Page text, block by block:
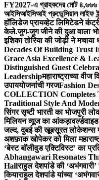
FY2027-এ গ্রাহকদের মোট ৪,৬৬৬
আইসিআইসিআই প্রুডেন্সিয়াল লাইফ
हॉलिडेज प्रायव्हेट लिमिटेडने
केले.जुग-जुग जीने की दुआ वाला
इशिका तोरिया की जोड़ी ने मचाया
Decades Of Building Trust
Grace Asia Excellence &
Distinguished Guest
Leadershipमहाराष्ट्राच्या
उपाययोजनांची गरजFashion
COLLECTION Completes
Traditional Style And
सिंगर सृष्टी भारती का भोजपुरी
मिलियन व्यूज का आंकड़ा
जल्द, दुबई की खूबसूरत लोकेशन्स
अशफ़ाक खोपेकर को मिला
‘बेस्ट बॉलीवुड एक्टिविस्ट’ का
Abhangawari Resonates
Hallराहुल देशपांडे की
कियाराहुल देशपांडे यांच्या